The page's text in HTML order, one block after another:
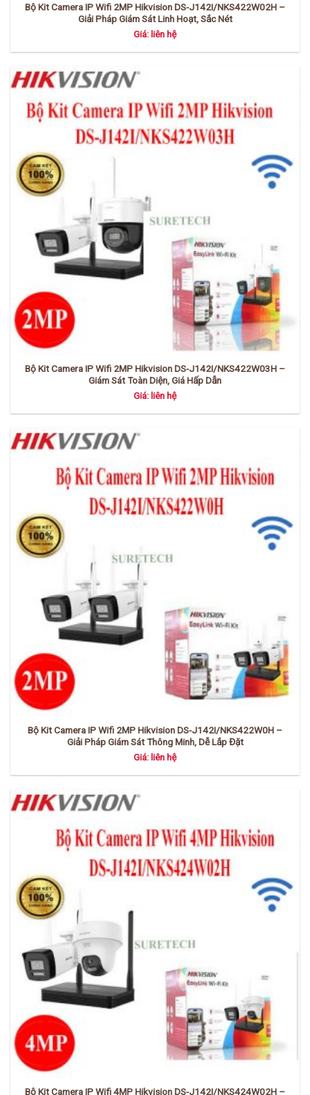
Bộ Kit Camera IP Wifi 2MP Hikvision DS-J142I/NKS422W02H –
Giải Pháp Giám Sát Linh Hoạt, Sắc Nét
Giá: liên hệ
Bộ Kit Camera IP Wifi 2MP Hikvision DS-J142I/NKS422W03H –
Giám Sát Toàn Diện, Giá Hấp Dẫn
Giá: liên hệ
Bộ Kit Camera IP Wifi 2MP Hikvision DS-J142I/NKS422W0H –
Giải Pháp Giám Sát Thông Minh, Dễ Lắp Đặt
Giá: liên hệ
Bộ Kit Camera IP Wifi 4MP Hikvision DS-J142I/NKS424W02H –